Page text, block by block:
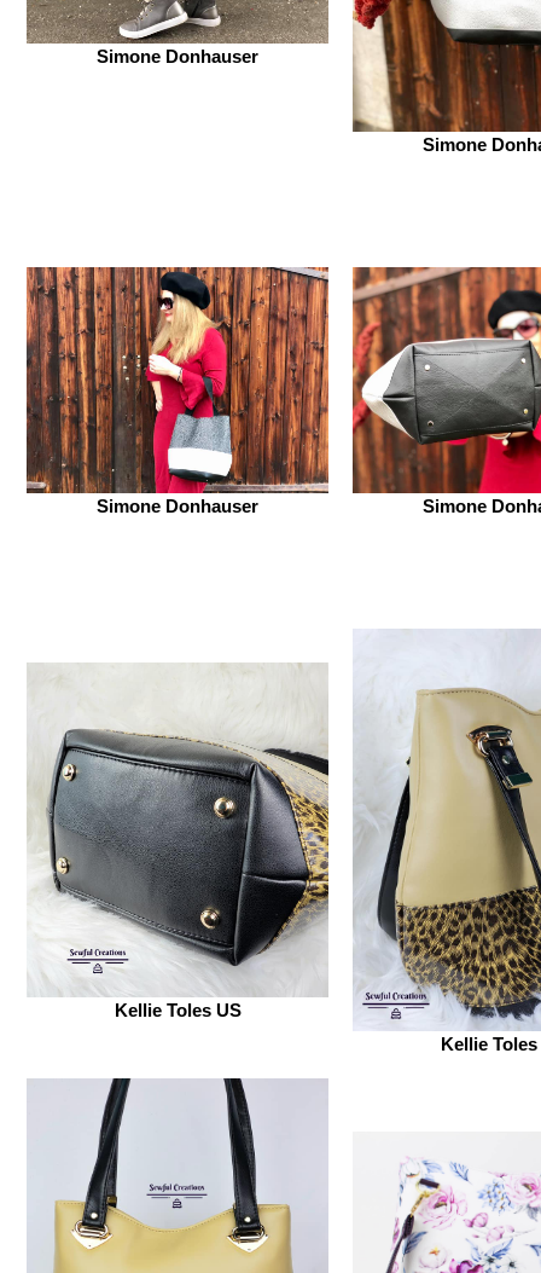
Simone Donhauser
Simone
Simone Donhauser Simone
Kellie Toles US
Kellie Toles